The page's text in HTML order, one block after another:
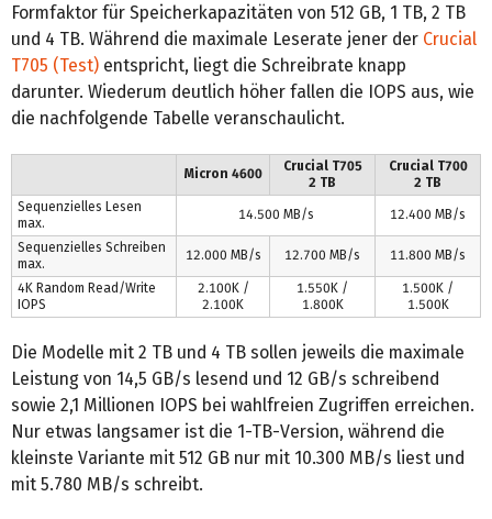
Formfaktor für Speicherkapazitäten von 512 GB, 1 TB, 2 TB
und 4 TB. Während die maximale Leserate jener der Crucial
T705 (Test) entspricht, liegt die Schreibrate knapp
darunter. Wiederum deutlich höher fallen die IOPS aus, wie
die nachfolgende Tabelle veranschaulicht.
Micron 4600
Crucial T705
2 TB
Crucial T700
2 TB
Sequenzielles Lesen
max.
14.500 MB/s 12.400 MB/s
Sequenzielles Schreiben
max.
12.000 MB/s 12.700 MB/s 11.800 MB/s
4K Random Read/Write
IOPS
2.100K /
2.100K
1.550K /
1.800K
1.500K /
1.500K
Die Modelle mit 2 TB und 4 TB sollen jeweils die maximale
Leistung von 14,5 GB/s lesend und 12 GB/s schreibend
sowie 2,1 Millionen IOPS bei wahlfreien Zugriffen erreichen.
Nur etwas langsamer ist die 1-TB-Version, während die
kleinste Variante mit 512 GB nur mit 10.300 MB/s liest und
mit 5.780 MB/s schreibt.